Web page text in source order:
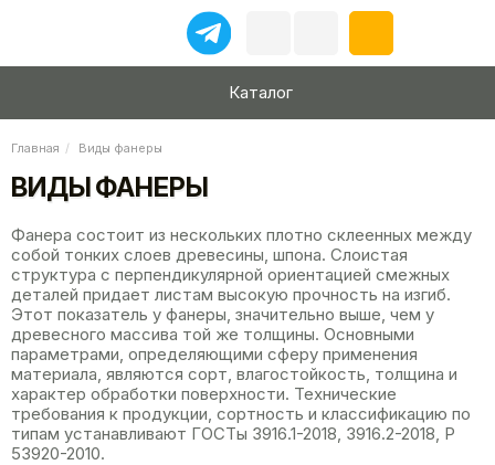
Каталог
Главная Виды фанеры
ВИДЫ ФАНЕРЫ
Фанера состоит из нескольких плотно склеенных между
собой тонких слоев древесины, шпона. Слоистая
структура с перпендикулярной ориентацией смежных
деталей придает листам высокую прочность на изгиб.
Этот показатель у фанеры, значительно выше, чем у
древесного массива той же толщины. Основными
параметрами, определяющими сферу применения
материала, являются сорт, влагостойкость, толщина и
характер обработки поверхности. Технические
требования к продукции, сортность и классификацию по
типам устанавливают ГОСТы 3916.1-2018, 3916.2-2018, Р
53920-2010.